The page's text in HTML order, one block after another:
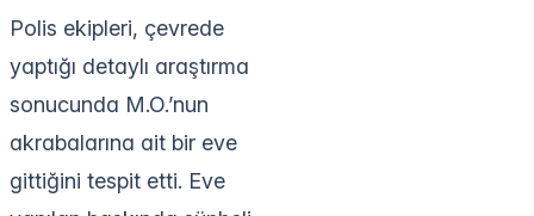
Polis ekipleri, çevrede
yaptığı detaylı araştırma
sonucunda M.O.’nun
akrabalarına ait bir eve
gittiğini tespit etti. Eve